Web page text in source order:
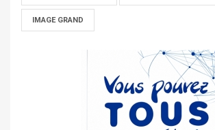
IMAGE GRAND